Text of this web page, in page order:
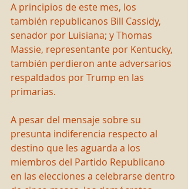
A principios de este mes, los
también republicanos Bill Cassidy,
senador por Luisiana; y Thomas
Massie, representante por Kentucky,
también perdieron ante adversarios
respaldados por Trump en las
primarias.
A pesar del mensaje sobre su
presunta indiferencia respecto al
destino que les aguarda a los
miembros del Partido Republicano
en las elecciones a celebrarse dentro